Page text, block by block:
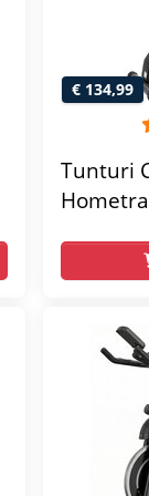
€ 134,99
Tunturi